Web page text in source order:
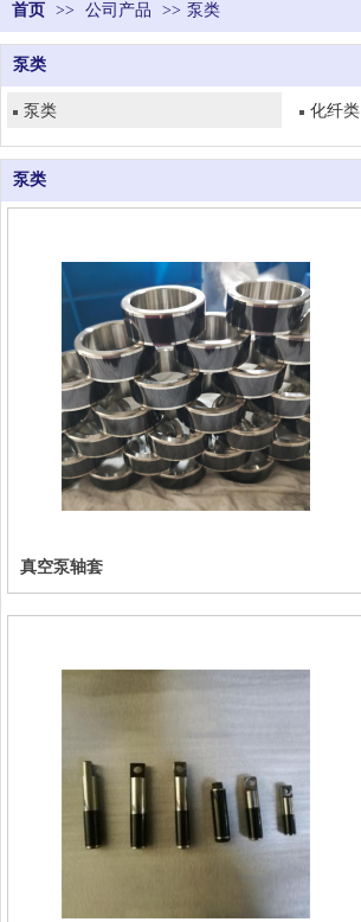
首页 >> 公司产品 >> 泵类
泵类
泵类 化纤类
泵类
真空泵轴套